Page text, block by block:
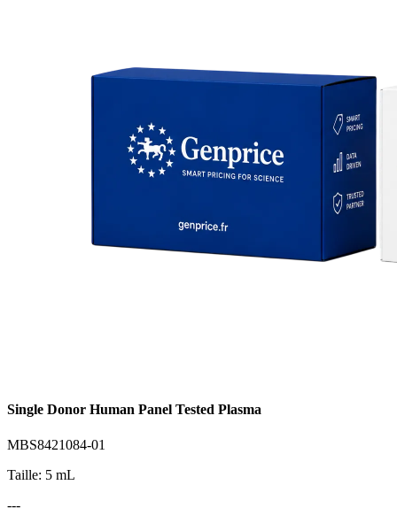
Single Donor Human Panel Tested Plasma
MBS8421084-01
Taille: 5 mL
---